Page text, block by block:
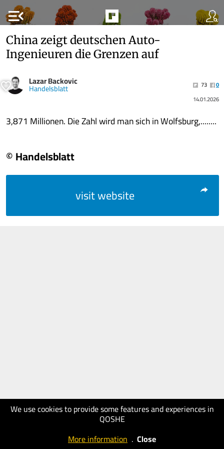
menu_open
We use cookies to provide some features and experiences in
QOSHE
More information . Close
China zeigt deutschen Auto-
Ingenieuren die Grenzen auf
Lazar Backovic
Handelsblatt 73
0
14.01.2026
3,871 Millionen. Die Zahl wird man sich in Wolfsburg,........
© Handelsblatt
visit website